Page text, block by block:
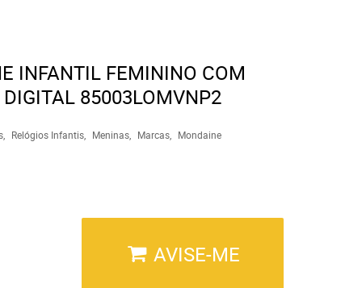
INFANTIL FEMININO COM
85003LOMVNP2
Relógios Infantis Meninas Marcas Mondaine
AVISE-ME